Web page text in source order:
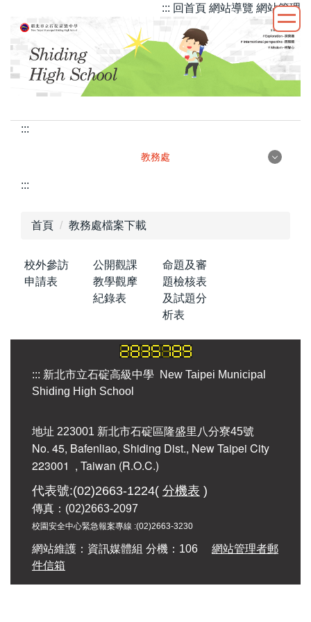
主
內
::: 回首頁 網站導覽 網站管理
:::
教務處
行政團隊
:::
首頁 教務處檔案下載
校外參訪
申請表
公開觀課
教學觀摩
紀錄表
命題及審
題檢核表
及試題分
析表
::: 新北市立石碇高級中學 New Taipei Municipal
Shiding High School
地址 223001 新北市石碇區隆盛里八分寮45號
No. 45, Bafenliao, Shiding Dist., New Taipei City
223001 , Taiwan (R.O.C.)
代表號:(02)2663-1224( 分機表 )
傳真：(02)2663-2097
校園安全中心緊急報案專線 :(02)2663-3230
網站維護：資訊媒體組 分機：106 網站管理者郵
件信箱